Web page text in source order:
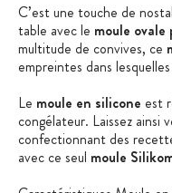
C’est une touche de
table avec le moule
multitude de convives, ce
empreintes dans
Le moule en silicone est
congélateur. Laissez ainsi
confectionnant des
avec ce seul moule